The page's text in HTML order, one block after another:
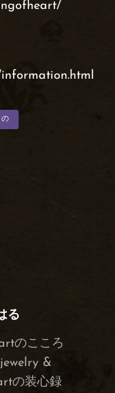
の
る
のこころ
&
の装心録